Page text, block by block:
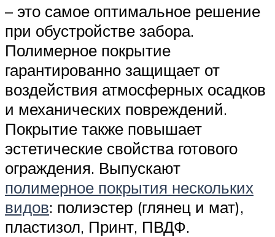
– это самое оптимальное решение
при обустройстве забора.
Полимерное покрытие
гарантированно защищает от
воздействия атмосферных осадков
и механических повреждений.
Покрытие также повышает
эстетические свойства готового
ограждения. Выпускают
полимерное покрытия нескольких
видов: полиэстер (глянец и мат),
пластизол, Принт, ПВДФ.